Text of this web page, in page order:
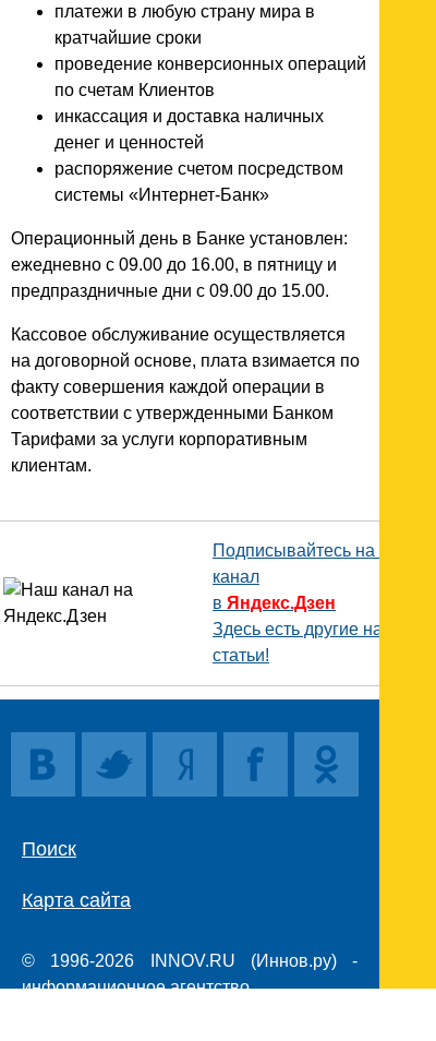
платежи в любую страну мира в
кратчайшие сроки
проведение конверсионных операций
по счетам Клиентов
инкассация и доставка наличных
денег и ценностей
распоряжение счетом посредством
системы «Интернет-Банк»
Операционный день в Банке установлен:
ежедневно с 09.00 до 16.00, в пятницу и
предпраздничные дни с 09.00 до 15.00.
Кассовое обслуживание осуществляется
на договорной основе, плата взимается по
факту совершения каждой операции в
соответствии с утвержденными Банком
Тарифами за услуги корпоративным
клиентам.
Подписывайтесь на наш
канал
в Яндекс.Дзен
Здесь есть другие наши
статьи!
Поиск
Карта сайта
© 1996-2026 INNOV.RU (Иннов.ру) -
информационное агентство.